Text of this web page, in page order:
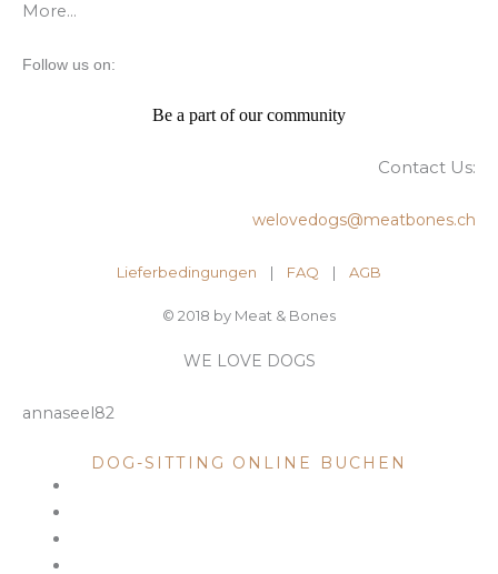
More…
Follow us on:
Be a part of our community
Contact Us:
welovedogs@meatbones.ch
Lieferbedingungen | FAQ | ​ AGB
© 2018 by Meat & Bones
WE LOVE DOGS
annaseel82
DOG-SITTING ONLINE BUCHEN